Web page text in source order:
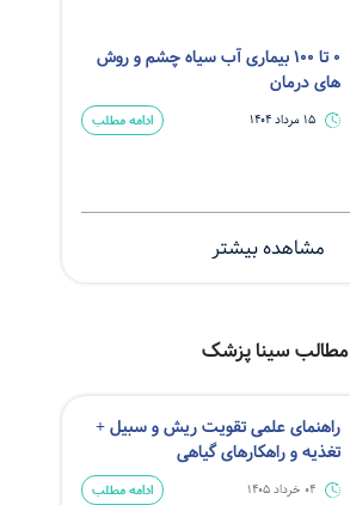
0 تا 100 بیماری آب سیاه چشم و روش
های درمان
15 مرداد 1404 ادامه مطلب
مشاهده بیشتر
مطالب سینا پزشک
راهنمای علمی تقویت ریش و سبیل +
تغذیه و راهکارهای گیاهی
04 خرداد 1405 ادامه مطلب